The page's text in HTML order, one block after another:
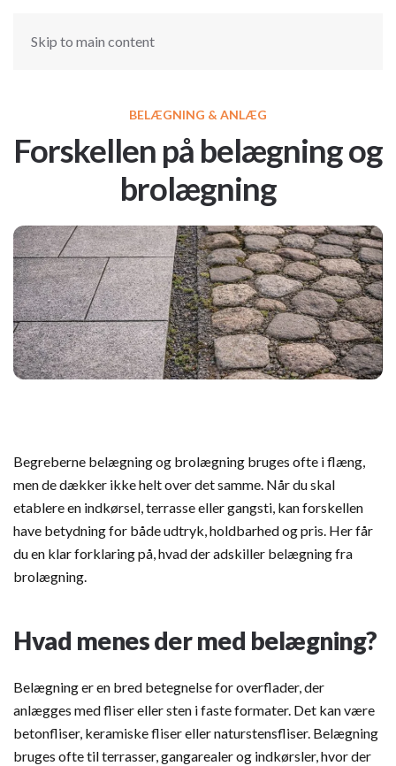
Skip to main content
BELÆGNING & ANLÆG
Forskellen på belægning og
brolægning
Begreberne belægning og brolægning bruges ofte i flæng,
men de dækker ikke helt over det samme. Når du skal
etablere en indkørsel, terrasse eller gangsti, kan forskellen
have betydning for både udtryk, holdbarhed og pris. Her får
du en klar forklaring på, hvad der adskiller belægning fra
brolægning.
Hvad menes der med belægning?
Belægning er en bred betegnelse for overflader, der
anlægges med fliser eller sten i faste formater. Det kan være
betonfliser, keramiske fliser eller naturstensfliser. Belægning
bruges ofte til terrasser, gangarealer og indkørsler, hvor der